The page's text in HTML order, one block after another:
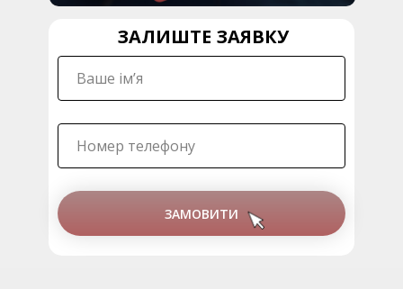
ЗАМОВИТИ
ЗАЛИШТЕ ЗАЯВКУ